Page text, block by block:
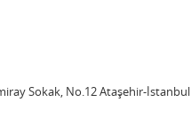
Sokak, No.12 Ataşehir-İstanbul